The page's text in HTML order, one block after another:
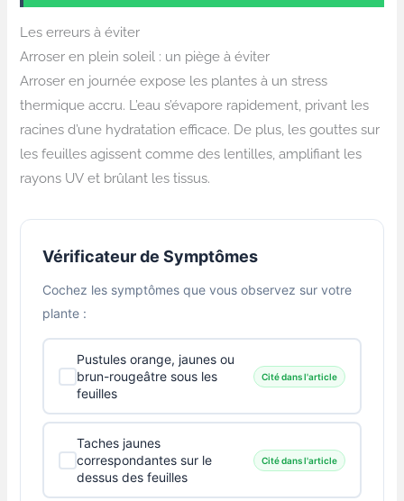
Les erreurs à éviter
Arroser en plein soleil : un piège à éviter
Arroser en journée expose les plantes à un stress
thermique accru. L’eau s’évapore rapidement, privant les
racines d’une hydratation efficace. De plus, les gouttes sur
les feuilles agissent comme des lentilles, amplifiant les
rayons UV et brûlant les tissus.
Vérificateur de Symptômes
Cochez les symptômes que vous observez sur votre
plante :
Pustules orange, jaunes ou
brun-rougeâtre sous les
feuilles
Cité dans l'article
Taches jaunes
correspondantes sur le
dessus des feuilles
Cité dans l'article